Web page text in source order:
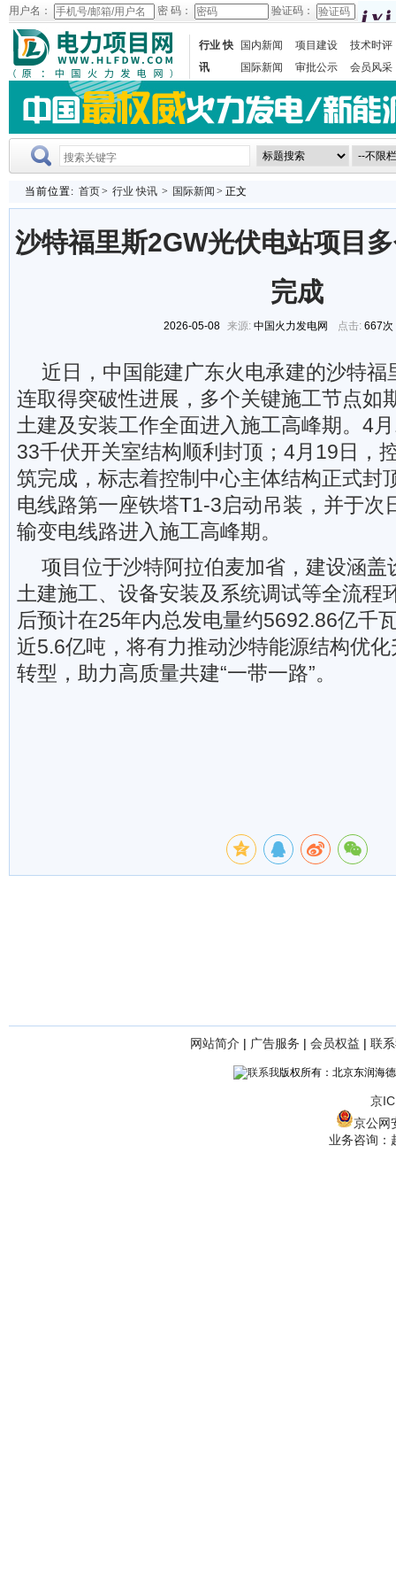
用户名： 密 码： 验证码：
行业 快
讯
国内新闻 项目建设
技术时评
国际新闻
审批公示 会员风采
当前位置: 首页> 行业 快讯 > 国际新闻 > 正文
沙特福里斯2GW光伏电站项目
完成
2026-05-08 来源: 中国火力发电网 点击: 667次
近日，中国能建广东火电承建的沙特福
连取得突破性进展，多个关键施工节点如
土建及安装工作全面进入施工高峰期。4
33千伏开关室结构顺利封顶；4月19日，
筑完成，标志着控制中心主体结构正式封
电线路第一座铁塔T1-3启动吊装，并于次
输变电线路进入施工高峰期。
项目位于沙特阿拉伯麦加省，建设涵盖
土建施工、设备安装及系统调试等全流程
后预计在25年内总发电量约5692.86亿千
近5.6亿吨，将有力推动沙特能源结构优
转型，助力高质量共建“一带一路”。
网站简介 | 广告服务 | 会员权益 | 联
版权所有：北京东润海
京
京公网
业务咨询：